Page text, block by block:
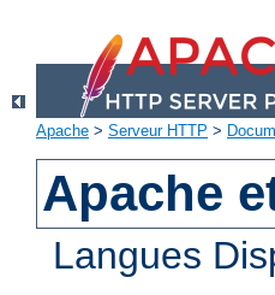
Apache > Serveur HTTP >
Apache
Langues